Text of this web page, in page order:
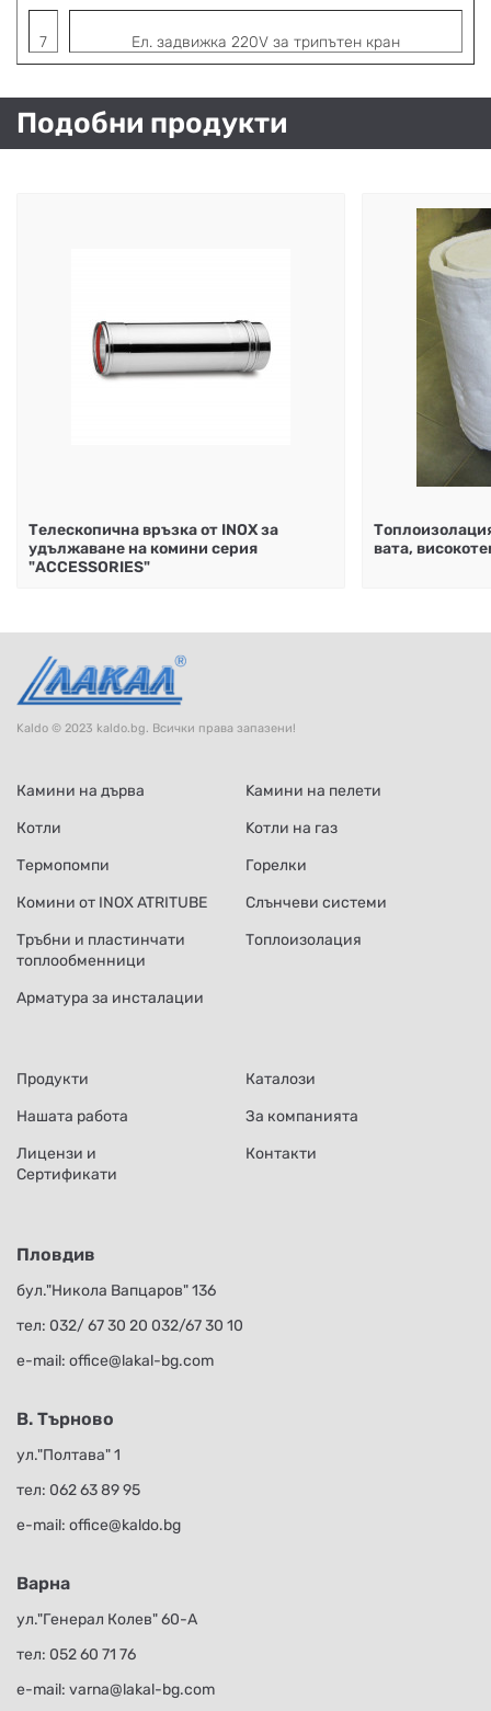
7 Ел. задвижка 220V за трипътен кран
Подобни продукти
Телескопична връзка от INOX за
удължаване на комини серия
"ACCESSORIES"
вата,
Kaldo © 2023 kaldo.bg. Всички права запазени!
Камини на дърва
Kамини на пелети
Котли
Kотли на газ
Термопомпи
Горелки
Комини от INOX ATRITUBE
Слънчеви системи
Тръбни и пластинчати
топлообменници
Топлоизолация
Арматура за инсталации
Продукти
Каталози
Нашата работа
За компанията
Лицензи и
Сертификати
Контакти
Пловдив
бул."Никола Вапцаров" 136
тел: 032/ 67 30 20 032/67 30 10
е-mail: office@lakal-bg.com
В. Търново
ул."Полтава" 1
тел: 062 63 89 95
е-mail: office@kaldo.bg
Варна
ул."Генерал Колев" 60-А
тел: 052 60 71 76
е-mail: varna@lakal-bg.com